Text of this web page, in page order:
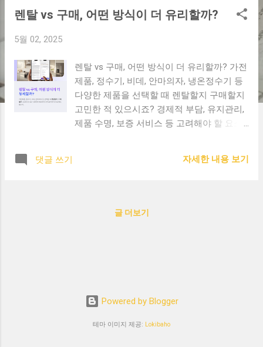
렌탈 vs 구매, 어떤 방식이 더 유리할까?
5월 02, 2025
렌탈 vs 구매, 어떤 방식이 더 유리할까? 가전
제품, 정수기, 비데, 안마의자, 냉온정수기 등
다양한 제품을 선택할 때 렌탈할지 구매할지
고민한 적 있으시죠? 경제적 부담, 유지관리,
제품 수명, 보증 서비스 등 고려해야 할 요소
유리할지 알아보겠습니다. 렌탈의 장점 초기
부분의 렌탈 서비스는 필터 교체나 AS 서비
간의 제약 - 중도 해지 시 위약금이 발생할 수
있어 유연성이 떨어질 수 있습니다. 구매의
댓글 쓰기 자세한 내용 보기
글 더보기
Powered by Blogger
테마 이미지 제공: Lokibaho